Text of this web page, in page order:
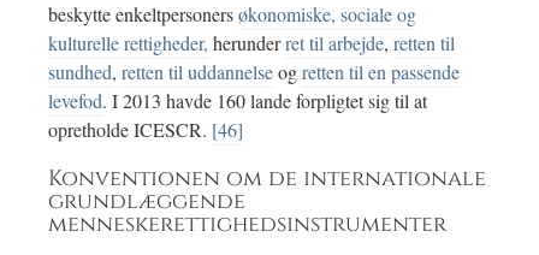
beskytte enkeltpersonersøkonomiske, sociale og
kulturelle rettigheder, herunderret til arbejde, retten til
sundhed, retten til uddannelseogretten til en passende
levefod. I 2013 havde 160 lande forpligtet sig til at
opretholde ICESCR. [46]
Konventionen om de internationale
grundlæggende
menneskerettighedsinstrumenter